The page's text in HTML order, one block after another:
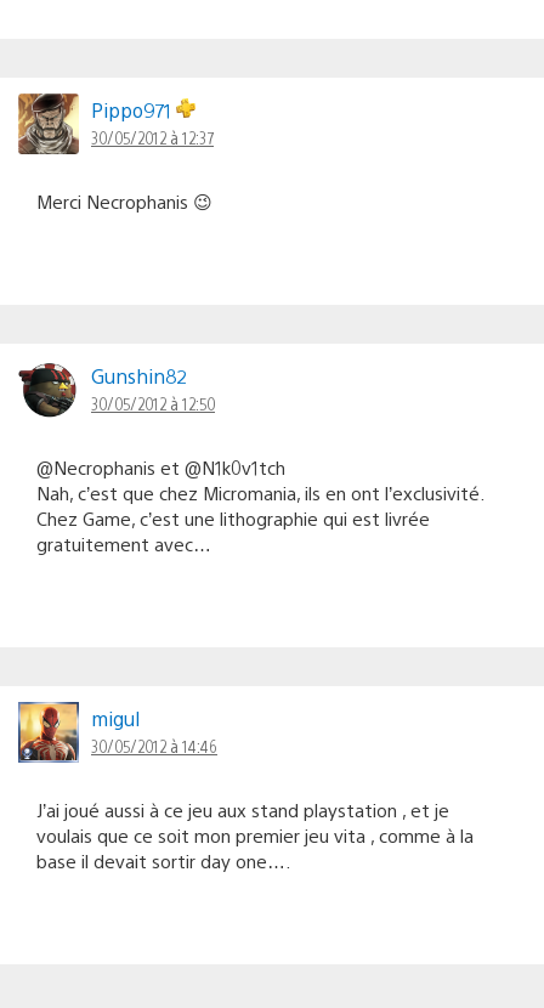
Pippo971
30/05/2012 à 12:37
Merci Necrophanis 😉
Gunshin82
30/05/2012 à 12:50
@Necrophanis et @N1k0v1tch
Nah, c’est que chez Micromania, ils en ont l’exclusivité.
Chez Game, c’est une lithographie qui est livrée
gratuitement avec…
migul
30/05/2012 à 14:46
J’ai joué aussi à ce jeu aux stand playstation , et je
voulais que ce soit mon premier jeu vita , comme à la
base il devait sortir day one….